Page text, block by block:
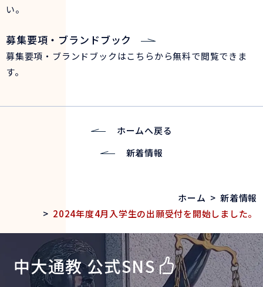
い。
募集要項・ブランドブック
募集要項・ブランドブックはこちらから無料で閲覧できま
す。
新着情報
ホームへ戻る
ホーム > 新着情報
> 2024年度4月入学生の出願受付を開始しました。
中大通教 公式SNS